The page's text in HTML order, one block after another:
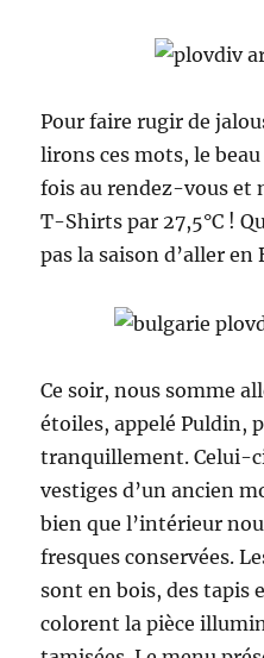
Pour faire rugir de
lirons ces mots, le
fois au rendez-vous et
T-Shirts par 27,5°C !
pas la saison d’aller en
Ce soir, nous somme
étoiles, appelé Puldin,
tranquillement. Celui-
vestiges d’un ancien
bien que l’intérieur
fresques conservées.
sont en bois, des tapis
colorent la pièce